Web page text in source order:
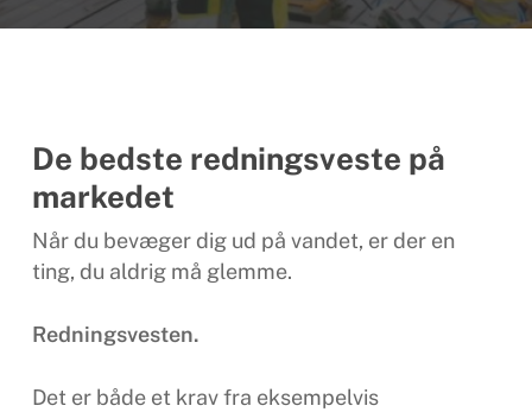
De bedste redningsveste på
markedet
Når du bevæger dig ud på vandet, er der en
ting, du aldrig må glemme.
Redningsvesten.
Det er både et krav fra eksempelvis